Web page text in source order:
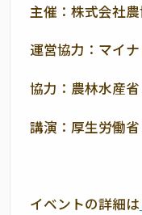
主催：株式会社
運営協力：マイ
協力：農林水産省
講演：厚生労働省
イベントの詳細は